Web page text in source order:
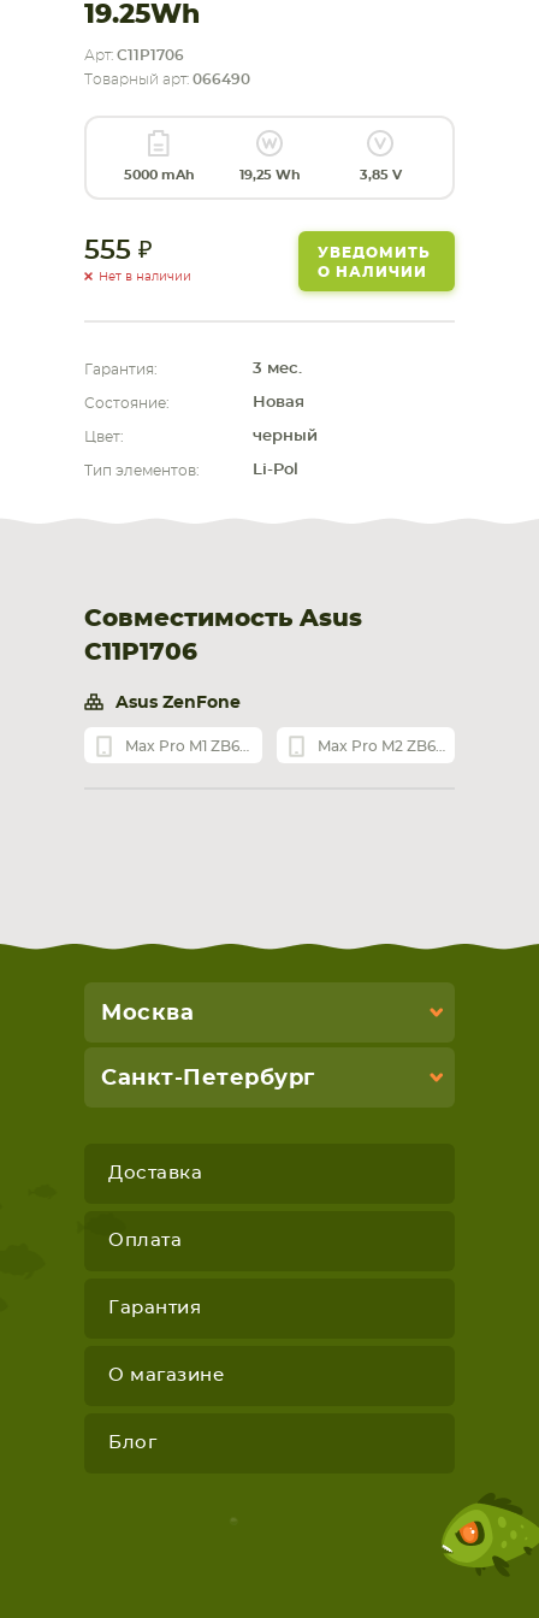
19.25Wh
Арт: C11P1706
Товарный арт: 066490
5000 mAh 19,25 Wh 3,85 V
555
Нет в наличии
УВЕДОМИТЬ
О НАЛИЧИИ
Гарантия: 3 мес.
Состояние: Новая
Цвет: черный
Тип элементов: Li-Pol
Совместимость Asus
C11P1706
Asus ZenFone
Max Pro M1 ZB602KL Max Pro M2 ZB631KL
Москва
Санкт-Петербург
Доставка
Оплата
Гарантия
О магазине
Блог